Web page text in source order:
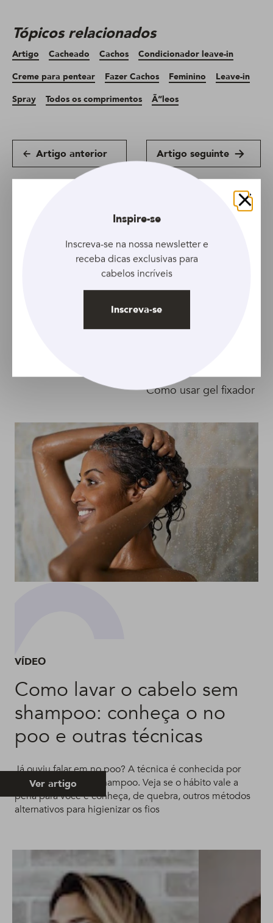
Tópicos relacionados
Artigo Cacheado Cachos
Condicionador leave-in
Creme para pentear
Fazer Cachos Feminino
Leave-in
Spray
Todos os comprimentos Ã“leos
Artigo anterior Artigo seguinte
Primer para cabelos:
Como usar gel fixador
VÍDEO
Como lavar o cabelo sem
shampoo: conheça o no
poo e outras técnicas
Já ouviu falar em no poo? A técnica é conhecida por
lavar o cabelo sem shampoo. Veja se o hábito vale a
pena para você e conheça, de quebra, outros métodos
alternativos para higienizar os fios
Ver artigo
Fechar
Inspire-se
Inscreva-se na nossa newsletter e
receba dicas exclusivas para
cabelos incríveis
Inscreva-se